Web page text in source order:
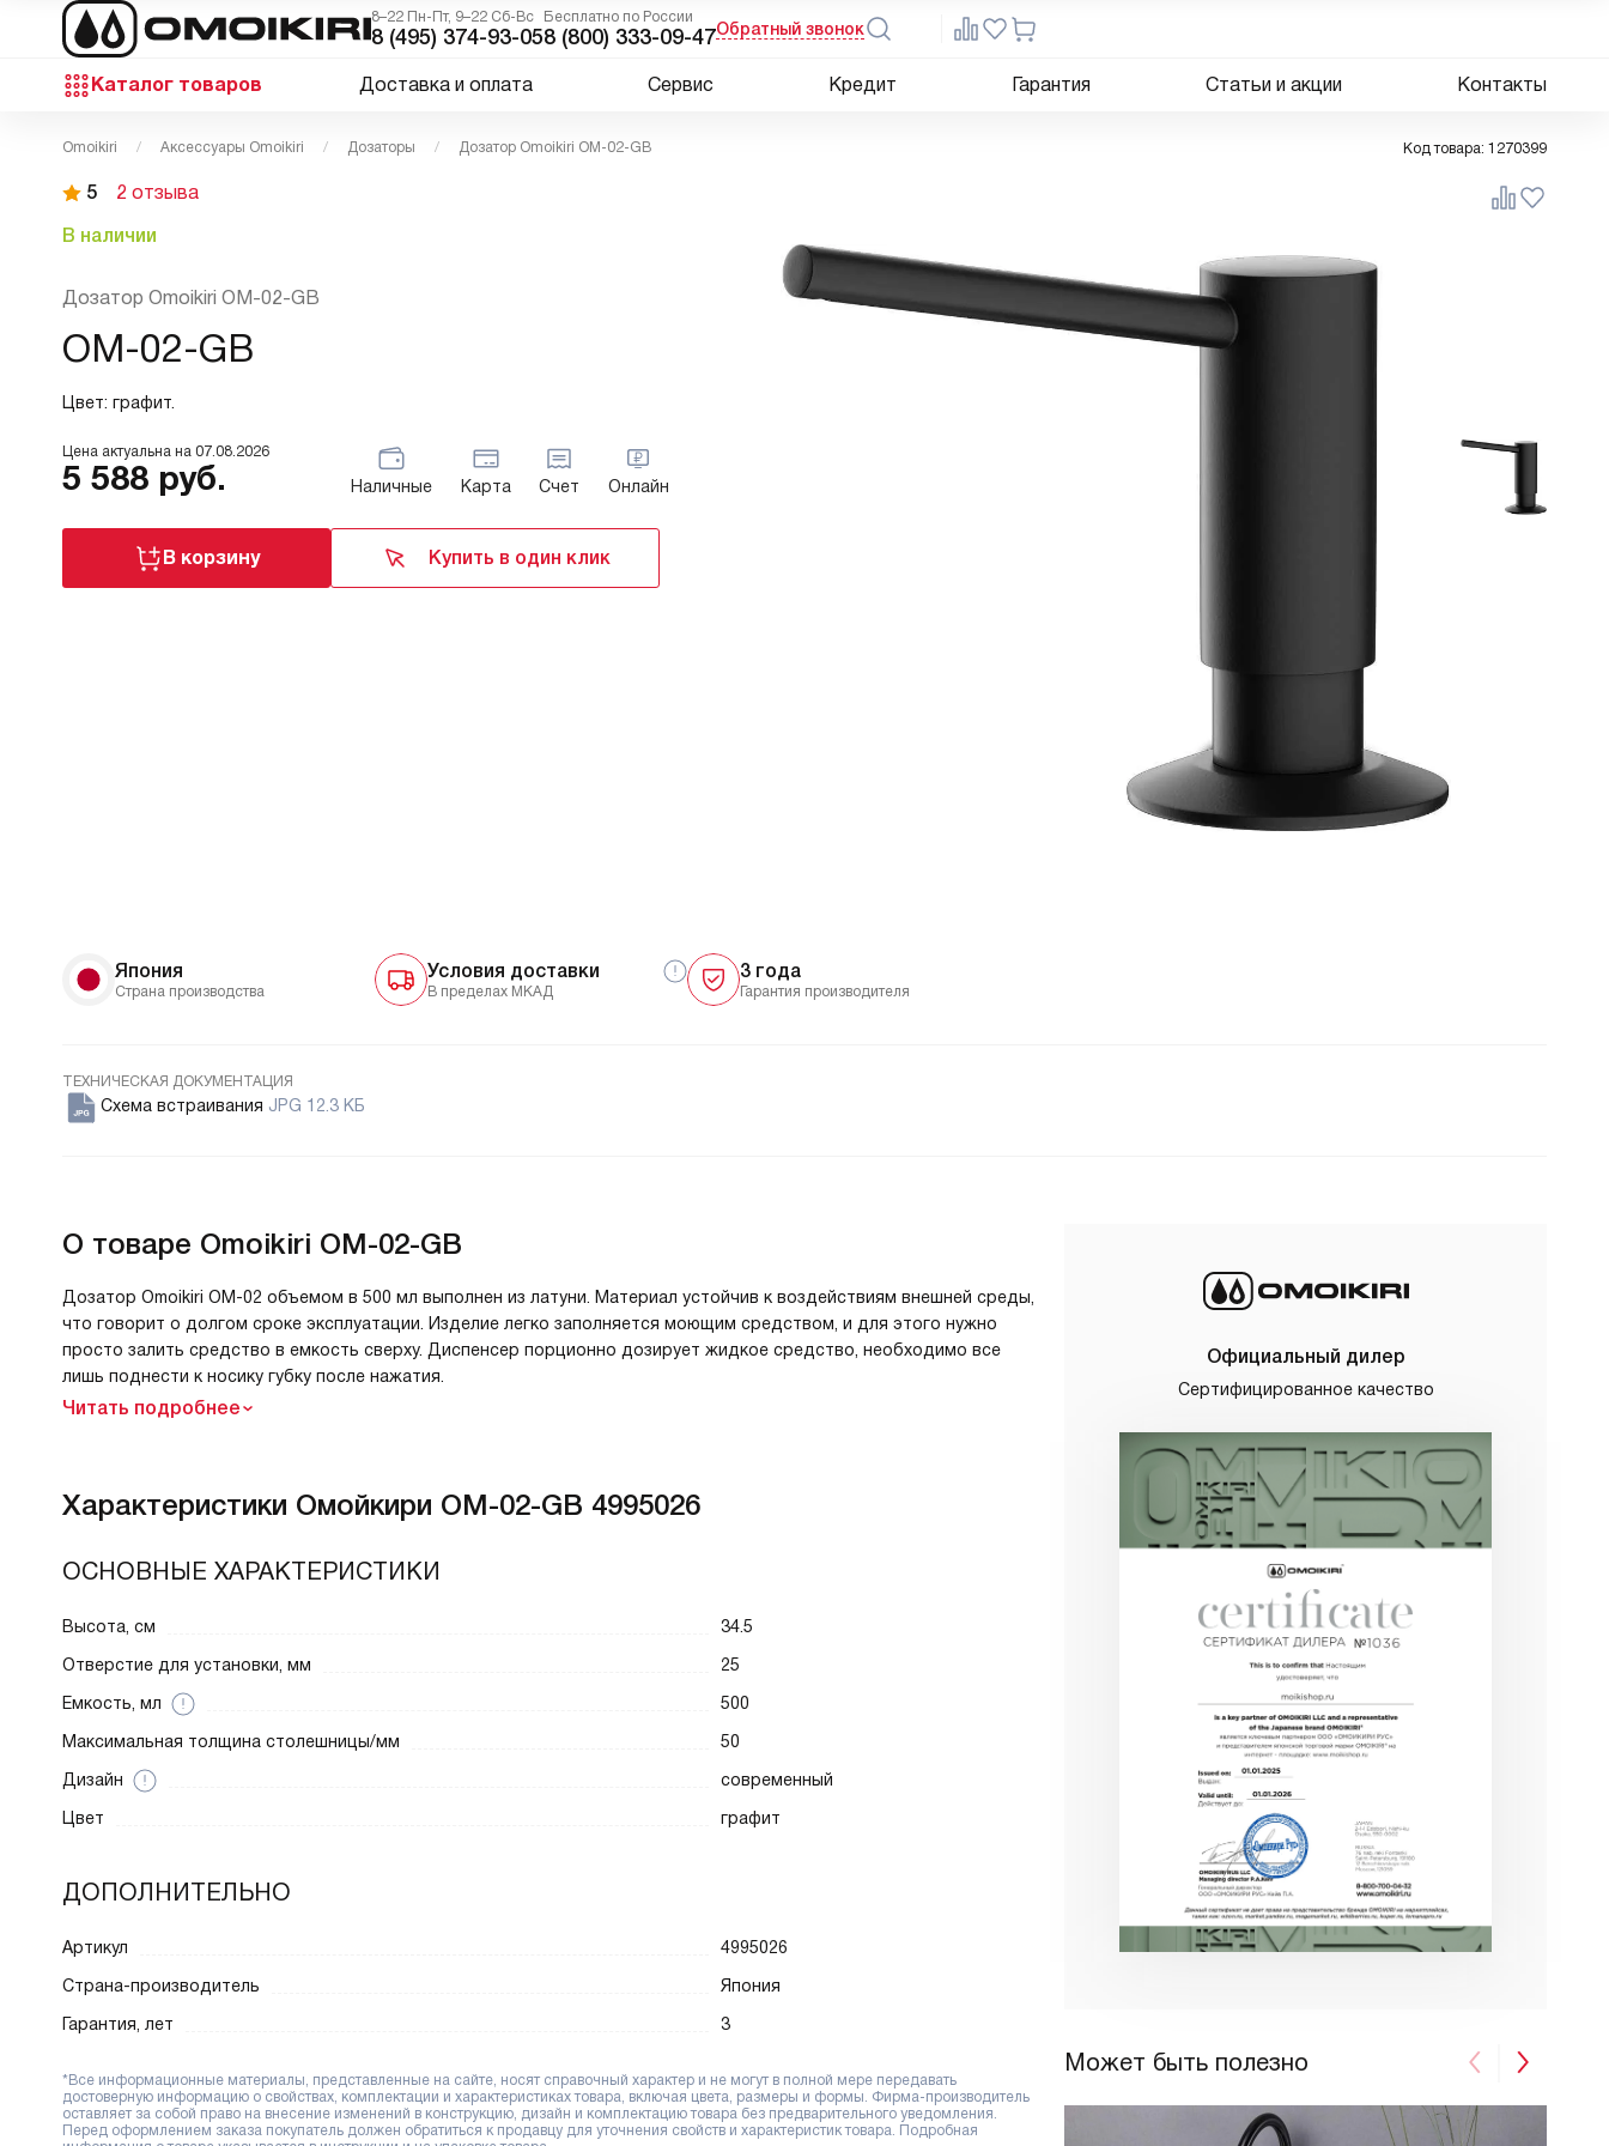
8–22 Пн-Пт, 9–22 Сб-Вс
8 (495) 374-93-05
Бесплатно по России
8 (800) 333-09-47Обратный звонок
Каталог товаров Доставка и оплата Сервис Кредит Гарантия Статьи и акции Контакты
Omoikiri Аксессуары Omoikiri Дозаторы Дозатор Omoikiri OM-02-GB Код товара: 1270399
5 2 отзыва
В наличии
Дозатор Omoikiri OM-02-GB
OM-02-GB
Цвет: графит.
Цена актуальна на 07.08.2026
5 588 руб. Наличные Карта Счет Онлайн
В корзину Купить в один клик
Условия доставки
В пределах МКАД
3 года
Гарантия производителя
Япония
Страна производства
ТЕХНИЧЕСКАЯ ДОКУМЕНТАЦИЯ
Схема встраивания JPG 12.3 КБ
Официальный дилер
Сертифицированное качество
Может быть полезно
О товаре Omoikiri OM-02-GB
Дозатор Omoikiri OM-02 объемом в 500 мл выполнен из латуни. Материал устойчив к воздействиям внешней среды,
что говорит о долгом сроке эксплуатации. Изделие легко заполняется моющим средством, и для этого нужно
просто залить средство в емкость сверху. Диспенсер порционно дозирует жидкое средство, необходимо все
лишь поднести к носику губку после нажатия.
Читать подробнее
Характеристики Омойкири OM-02-GB 4995026
ОСНОВНЫЕ ХАРАКТЕРИСТИКИ
Высота, см
34.5
Отверстие для установки, мм
25
Емкость, мл
500
Максимальная толщина столешницы/мм
50
Дизайн
современный
Цвет
графит
ДОПОЛНИТЕЛЬНО
Артикул
4995026
Страна-производитель
Япония
Гарантия, лет
3
*Все информационные материалы, представленные на сайте, носят справочный характер и не могут в полной мере передавать
достоверную информацию о свойствах, комплектации и характеристиках товара, включая цвета, размеры и формы. Фирма-производитель
оставляет за собой право на внесение изменений в конструкцию, дизайн и комплектацию товара без предварительного уведомления.
Перед оформлением заказа покупатель должен обратиться к продавцу для уточнения свойств и характеристик товара. Подробная